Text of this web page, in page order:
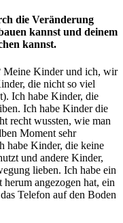
die Veränderung
kannst und deinem
kannst.
Meine Kinder und ich, wir
die nicht so viel
Ich habe Kinder, die
Ich habe Kinder die
recht wussten, wie man
Moment sehr
habe Kinder, die keine
und andere Kinder,
lieben. Ich habe ein
angezogen hat, ein
Telefon auf den Boden